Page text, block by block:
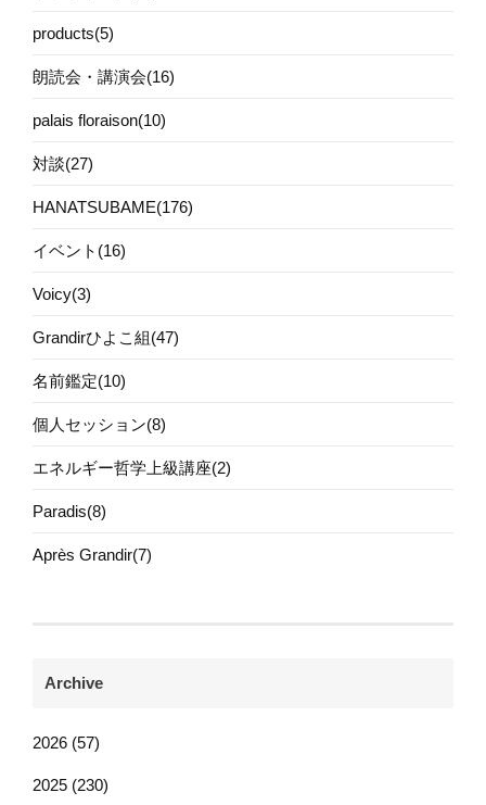
products(5)
朗読会・講演会(16)
palais floraison(10)
対談(27)
HANATSUBAME(176)
イベント(16)
Voicy(3)
Grandirひよこ組(47)
名前鑑定(10)
個人セッション(8)
エネルギー哲学上級講座(2)
Paradis(8)
Après Grandir(7)
Archive
2026 (57)
2025 (230)